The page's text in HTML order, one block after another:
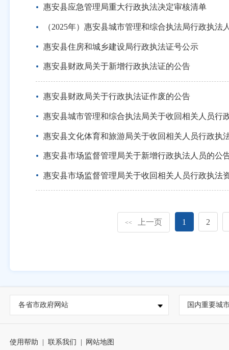
惠安县应急管理局重大行政执法决定审核清单
（2025年）惠安县城市管理和综合执法局行政执法
惠安县住房和城乡建设局行政执法证号公示
惠安县财政局关于新增行政执法证的公告
惠安县财政局关于行政执法证作废的公告
惠安县城市管理和综合执法局关于收回相关人员行
惠安县文化体育和旅游局关于收回相关人员行政执
惠安县市场监督管理局关于新增行政执法人员的公
惠安县市场监督管理局关于收回相关人员行政执法
<< 上一页 1 2
各省市政府网站 国内重要城
使用帮助 联系我们 网站地图